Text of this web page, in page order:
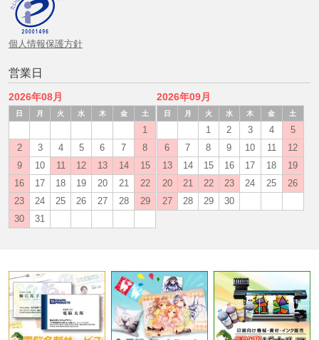
個人情報保護方針
営業日
2026年08月
日 月 火 水 木 金 土
1
2
3 4 5 6 7
8
9
10 11 12 13 14
15
16
17 18 19 20 21
22
23
24 25 26 27 28
29
30
31
2026年09月
日 月 火 水 木 金 土
1 2 3 4
5
6
7 8 9 10 11
12
13
14 15 16 17 18
19
20
21 22 23 24 25
26
27
28 29 30